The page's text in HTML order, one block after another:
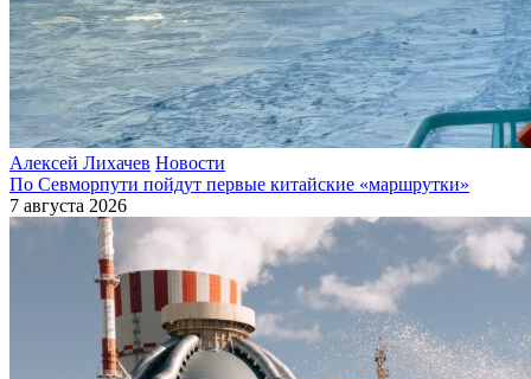
Алексей Лихачев Новости
По Севморпути пойдут первые китайские «маршрутки»
7 августа 2026